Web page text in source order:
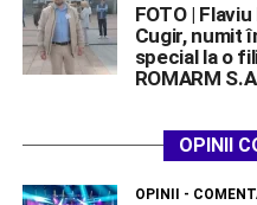
FOTO |
Cugir, numit
special la o
ROMARM
OPINII
OPINII -